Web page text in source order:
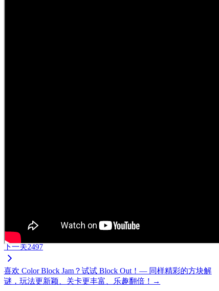
下一关2497
喜欢 Color Block Jam？试试 Block Out！— 同样精彩的方块解
谜，玩法更新颖、关卡更丰富、乐趣翻倍！→